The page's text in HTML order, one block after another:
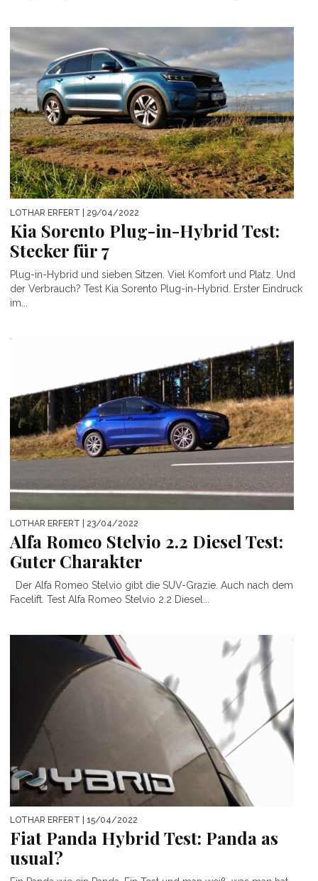
LOTHAR ERFERT | 29/04/2022
Kia Sorento Plug-in-Hybrid Test:
Stecker für 7
Plug-in-Hybrid und sieben Sitzen. Viel Komfort und Platz. Und
der Verbrauch? Test Kia Sorento Plug-in-Hybrid. Erster Eindruck
im...
LOTHAR ERFERT | 23/04/2022
Alfa Romeo Stelvio 2.2 Diesel Test:
Guter Charakter
Der Alfa Romeo Stelvio gibt die SUV-Grazie. Auch nach dem
Facelift. Test Alfa Romeo Stelvio 2.2 Diesel...
LOTHAR ERFERT | 15/04/2022
Fiat Panda Hybrid Test: Panda as
usual?